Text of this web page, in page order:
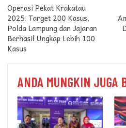
Operasi Pekat Krakatau
2025: Target 200 Kasus,
Polda Lampung dan Jajaran
Berhasil Ungkap Lebih 100
Kasus
ANDA MUNGKIN JUGA